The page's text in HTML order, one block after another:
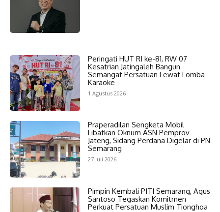
Peringati HUT RI ke-81, RW 07
Kesatrian Jatingaleh Bangun
Semangat Persatuan Lewat Lomba
Karaoke
1 Agustus 2026
Praperadilan Sengketa Mobil
Libatkan Oknum ASN Pemprov
Jateng, Sidang Perdana Digelar di PN
Semarang
27 Juli 2026
Pimpin Kembali PITI Semarang, Agus
Santoso Tegaskan Komitmen
Perkuat Persatuan Muslim Tionghoa